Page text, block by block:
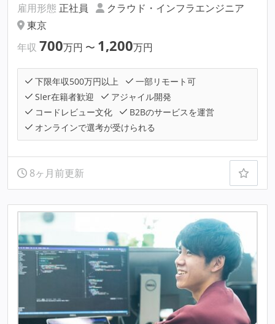
雇用形態 正社員
クラウド・インフラエンジニア
東京
年収 700万円 〜 1,200万円
下限年収500万円以上
一部リモート可
SIer在籍者歓迎
アジャイル開発
コードレビュー文化
B2Bのサービスを運営
オンラインで選考が受けられる
8ヶ月前更新